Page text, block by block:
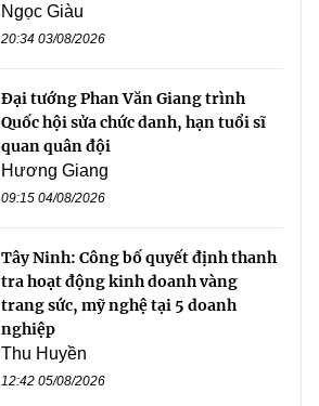
Ngọc Giàu
20:34 03/08/2026
Đại tướng Phan Văn Giang trình
Quốc hội sửa chức danh, hạn tuổi sĩ
quan quân đội
Hương Giang
09:15 04/08/2026
Tây Ninh: Công bố quyết định thanh
tra hoạt động kinh doanh vàng
trang sức, mỹ nghệ tại 5 doanh
nghiệp
Thu Huyền
12:42 05/08/2026